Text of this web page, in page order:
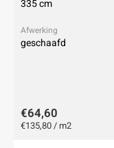
335 cm
geschaafd
€64,60
€135,80 / m2